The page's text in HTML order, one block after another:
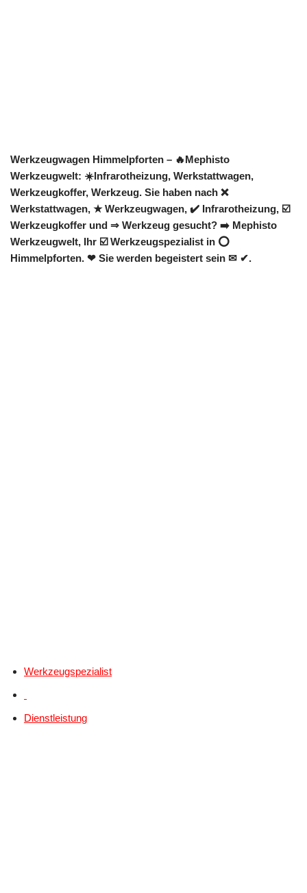
Werkzeugwagen Himmelpforten – 🔥Mephisto
Werkzeugwelt: ☀️Infrarotheizung, Werkstattwagen,
Werkzeugkoffer, Werkzeug. Sie haben nach ❌
Werkstattwagen, ★ Werkzeugwagen, ✔️ Infrarotheizung, ☑️
Werkzeugkoffer und ⇒ Werkzeug gesucht? ➡️ Mephisto
Werkzeugwelt, Ihr ☑️ Werkzeugspezialist in ⭕
Himmelpforten. ❤ Sie werden begeistert sein ✉ ✔.
Werkzeugspezialist
Dienstleistung